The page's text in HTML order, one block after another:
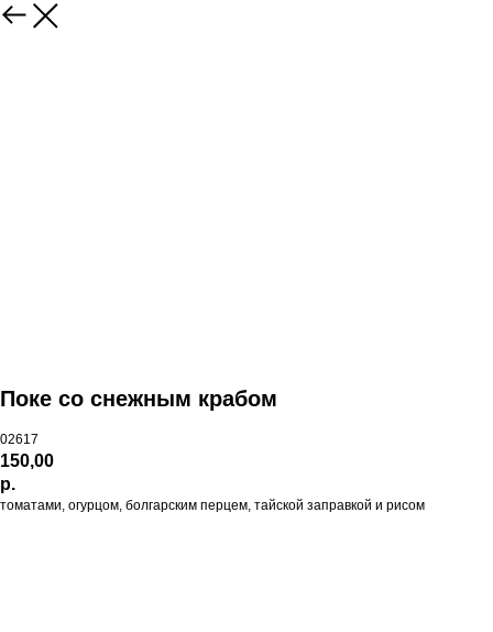
Поке со снежным крабом
02617
150,00
р.
томатами, огурцом, болгарским перцем, тайской заправкой и рисом